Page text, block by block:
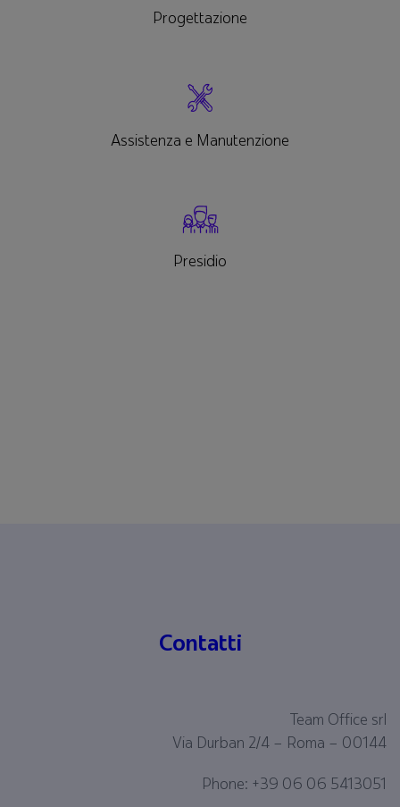
Progettazione
Assistenza e Manutenzione
Presidio
Contatti
Team Office srl
Via Durban 2/4 – Roma – 00144
Phone: +39 06 06 5413051